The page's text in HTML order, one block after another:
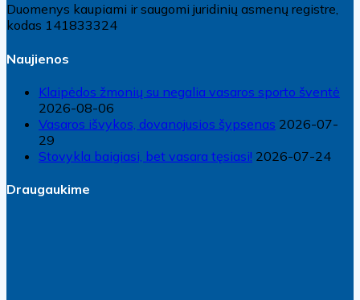
Duomenys kaupiami ir saugomi juridinių asmenų registre,
kodas 141833324
Naujienos
Klaipėdos žmonių su negalia vasaros sporto šventė
2026-08-06
Vasaros išvykos, dovanojusios šypsenas 2026-07-
29
Stovykla baigiasi, bet vasara tęsiasi! 2026-07-24
Draugaukime